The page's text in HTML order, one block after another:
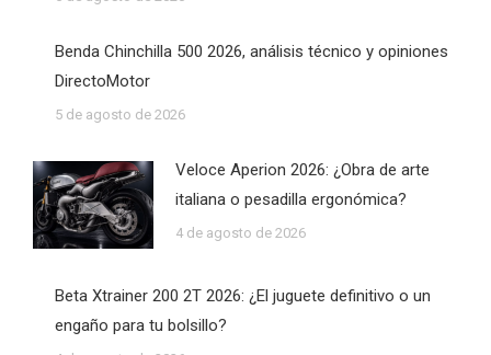
Benda Chinchilla 500 2026, análisis técnico y opiniones
DirectoMotor
5 de agosto de 2026
Veloce Aperion 2026: ¿Obra de arte
italiana o pesadilla ergonómica?
4 de agosto de 2026
Beta Xtrainer 200 2T 2026: ¿El juguete definitivo o un
engaño para tu bolsillo?